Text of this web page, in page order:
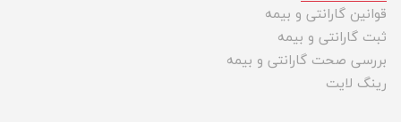
قوانین گارانتی و بیمه
ثبت گارانتی و بیمه
بررسی صحت گارانتی و بیمه
رینگ لایت